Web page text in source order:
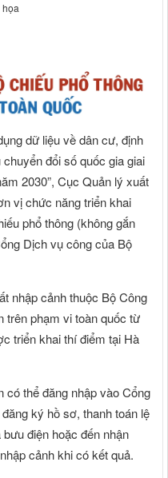
dữ liệu về dân cư, định
đổi số quốc gia giai
2030”, Cục Quản lý xuất
vị chức năng triển khai
phổ thông (không gắn
Dịch vụ công của Bộ
nhập cảnh thuộc Bộ Công
trên phạm vi toàn quốc từ
triển khai thí điểm tại Hà
có thể đăng nhập vào Cổng
ký hồ sơ, thanh toán lệ
điện hoặc đến nhận
cảnh khi có kết quả.